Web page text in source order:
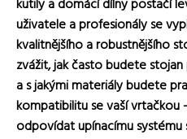
kutily a domácí dílny postačí
uživatele a profesionály se
kvalitnějšího a robustnějšího
zvážit, jak často budete
a s jakými materiály budete
kompatibilitu se vaší vrtačkou
odpovídat upínacímu systému